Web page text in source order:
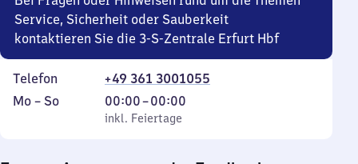
Service, Sicherheit oder Sauberkeit
kontaktieren Sie die 3-S-Zentrale Erfurt Hbf
Telefon
+49 361 3001055
Montag
Mo – So,
inkl. Feiertage
00:00–00:00
Von
0
inkl. Feiertage